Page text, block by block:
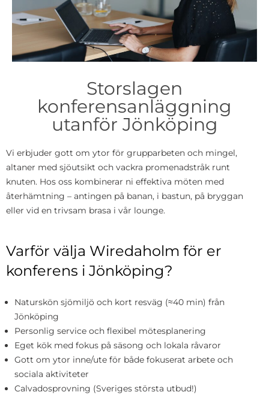
Storslagen
konferensanläggning
utanför Jönköping
Vi erbjuder gott om ytor för grupparbeten och mingel,
altaner med sjöutsikt och vackra promenadstråk runt
knuten. Hos oss kombinerar ni effektiva möten med
återhämtning – antingen på banan, i bastun, på bryggan
eller vid en trivsam brasa i vår lounge.
Varför välja Wiredaholm för er
konferens i Jönköping?
Naturskön sjömiljö och kort resväg (≈40 min) från
Jönköping
Personlig service och flexibel mötesplanering
Eget kök med fokus på säsong och lokala råvaror
Gott om ytor inne/ute för både fokuserat arbete och
sociala aktiviteter
Calvadosprovning (Sveriges största utbud!)